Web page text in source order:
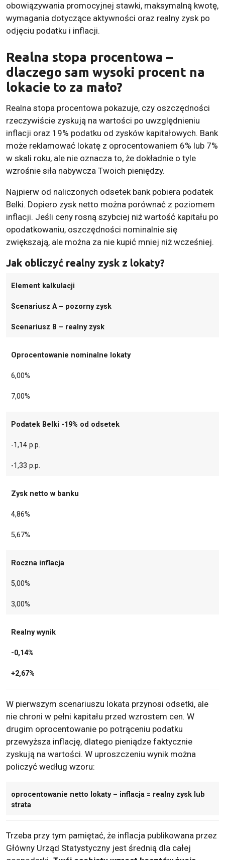
obowiązywania promocyjnej stawki, maksymalną kwotę,
wymagania dotyczące aktywności oraz realny zysk po
odjęciu podatku i inflacji.
Realna stopa procentowa –
dlaczego sam wysoki procent na
lokacie to za mało?
Realna stopa procentowa pokazuje, czy oszczędności
rzeczywiście zyskują na wartości po uwzględnieniu
inflacji oraz 19% podatku od zysków kapitałowych. Bank
może reklamować lokatę z oprocentowaniem 6% lub 7%
w skali roku, ale nie oznacza to, że dokładnie o tyle
wzrośnie siła nabywcza Twoich pieniędzy.
Najpierw od naliczonych odsetek bank pobiera podatek
Belki. Dopiero zysk netto można porównać z poziomem
inflacji. Jeśli ceny rosną szybciej niż wartość kapitału po
opodatkowaniu, oszczędności nominalnie się
zwiększają, ale można za nie kupić mniej niż wcześniej.
Jak obliczyć realny zysk z lokaty?
Element kalkulacji
Scenariusz A – pozorny zysk
Scenariusz B – realny zysk
Oprocentowanie nominalne lokaty
6,00%
7,00%
Podatek Belki -19% od odsetek
-1,14 p.p.
-1,33 p.p.
Zysk netto w banku
4,86%
5,67%
Roczna inflacja
5,00%
3,00%
Realny wynik
-0,14%
+2,67%
W pierwszym scenariuszu lokata przynosi odsetki, ale
nie chroni w pełni kapitału przed wzrostem cen. W
drugim oprocentowanie po potrąceniu podatku
przewyższa inflację, dlatego pieniądze faktycznie
zyskują na wartości. W uproszczeniu wynik można
policzyć według wzoru:
oprocentowanie netto lokaty – inflacja = realny zysk lub
strata
Trzeba przy tym pamiętać, że inflacja publikowana przez
Główny Urząd Statystyczny jest średnią dla całej